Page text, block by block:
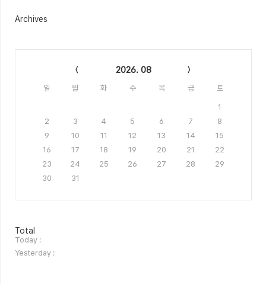
Archives
2026. 08
일 월 화 수 목 금 토
1
2
3 4 5 6 7
8
9
10 11 12 13 14
15
16
17 18 19 20 21
22
23
24 25 26 27 28
29
30
31
방
문
자
수
Total
Today :
Yesterday :